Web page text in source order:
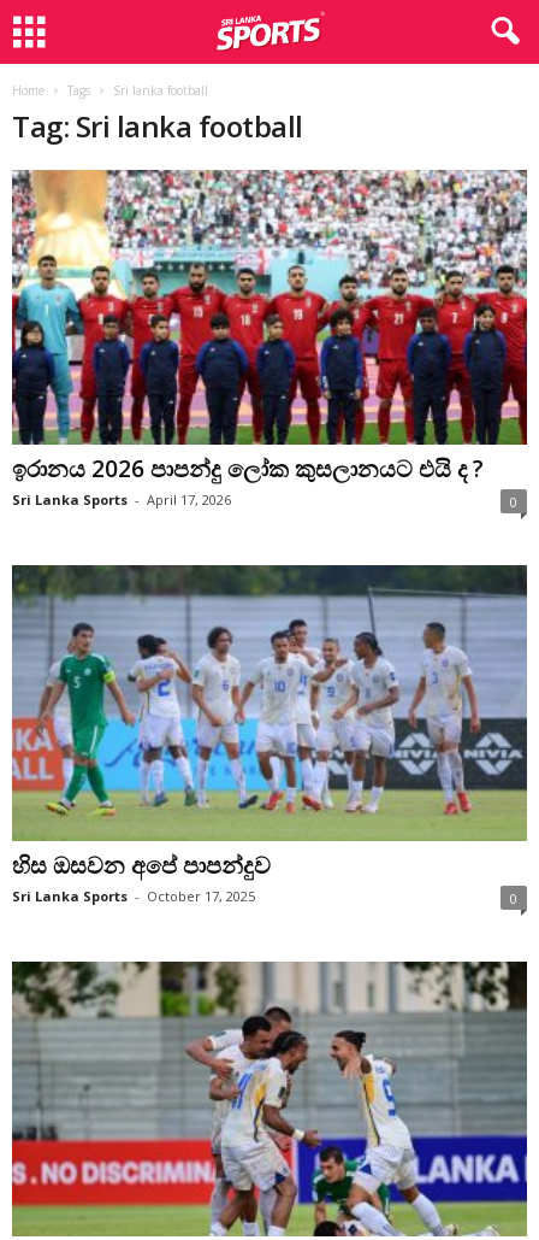
Home Tags Sri lanka football
Tag: Sri lanka football
ඉරානය 2026 පාපන්දු ලෝක කුසලානයට එයි ද ?
Sri Lanka Sports - April 17, 2026 0
හිස ඔසවන අපේ පාපන්දුව
Sri Lanka Sports - October 17, 2025 0